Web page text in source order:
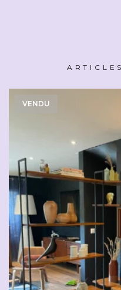
VENDU